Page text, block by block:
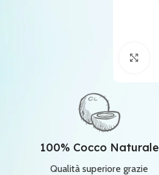
100% Cocco Naturale
Qualità superiore grazie